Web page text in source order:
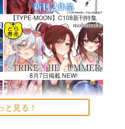
【TYPE-MOON】C108新刊特集
8月7日掲載 NEW!
と見る！